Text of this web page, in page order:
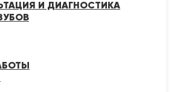
И ДИАГНОСТИКА